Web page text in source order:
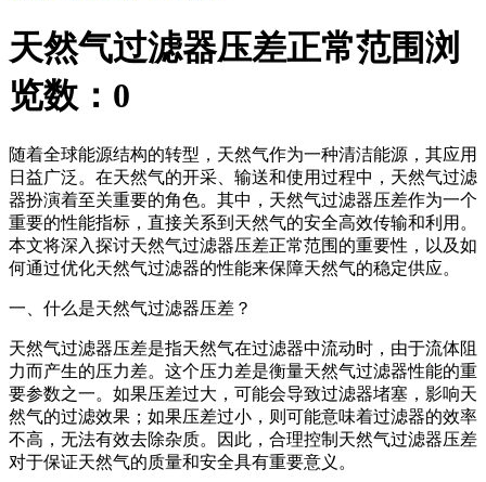
天然气过滤器压差正常范围浏
览数： 0
随着全球能源结构的转型，天然气作为一种清洁能源，其应用
日益广泛。在天然气的开采、输送和使用过程中，天然气过滤
器扮演着至关重要的角色。其中，天然气过滤器压差作为一个
重要的性能指标，直接关系到天然气的安全高效传输和利用。
本文将深入探讨天然气过滤器压差正常范围的重要性，以及如
何通过优化天然气过滤器的性能来保障天然气的稳定供应。
一、什么是天然气过滤器压差？
天然气过滤器压差是指天然气在过滤器中流动时，由于流体阻
力而产生的压力差。这个压力差是衡量天然气过滤器性能的重
要参数之一。如果压差过大，可能会导致过滤器堵塞，影响天
然气的过滤效果；如果压差过小，则可能意味着过滤器的效率
不高，无法有效去除杂质。因此，合理控制天然气过滤器压差
对于保证天然气的质量和安全具有重要意义。